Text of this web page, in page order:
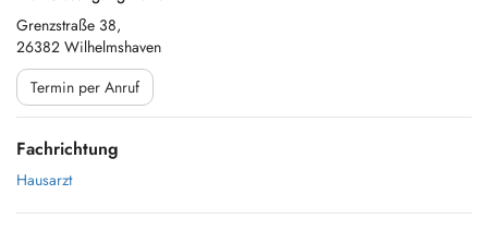
Grenzstraße 38,
26382 Wilhelmshaven
Termin per Anruf
Fachrichtung
Hausarzt